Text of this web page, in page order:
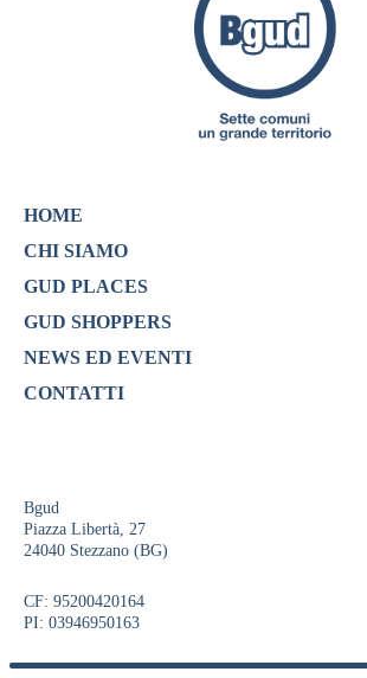
HOME
CHI SIAMO
GUD PLACES
GUD SHOPPERS
NEWS ED EVENTI
CONTATTI
Bgud
Piazza Libertà, 27
24040 Stezzano (BG)
CF: 95200420164
PI: 03946950163